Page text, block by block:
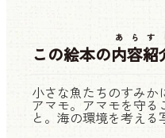
この絵本の内容紹
あらす
小さな魚たちのすみか
アマモ。アマモを守る
と。海の環境を考える